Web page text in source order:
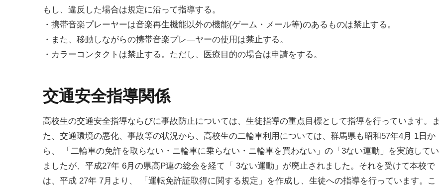
もし、違反した場合は規定に沿って指導する。
・携帯音楽プレーヤーは音楽再生機能以外の機能(ゲーム・メール等)のあるものは禁止する。
・また、移動しながらの携帯音楽プレ—ヤーの使用は禁止する。
・カラーコンタクトは禁止する。ただし、医療目的の場合は申請をする。
交通安全指導関係
高校生の交通安全指導ならびに事故防止については、生徒指導の重点目標として指導を行っています。ま
た、交通環境の悪化、事故等の状況から、高校生の二輪車利用については、群馬県も昭和57年4月 1日か
ら、 「二輪車の免許を取らない・ニ輪車に乗らない・ニ輪車を買わない」の「3ない運動」を実施してい
ましたが、平成27年 6月の県高P連の総会を経て「 3ない運動」が廃止されました。それを受けて本校で
は、平成 27年 7月より、 「運転免許証取得に関する規定」を作成し、生徒への指導を行っています。こ